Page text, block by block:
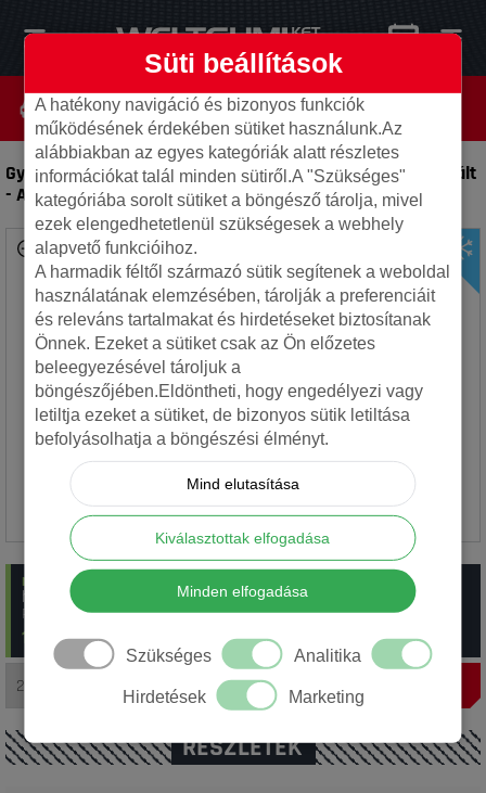
Gyári 4x100 4.5x15 ET35 54.1 HA3227 TOYOTA AYGO használt
- Alufelni
raktáron 2 db Gyári 4x100 4.5x15 ET35 54.1 HA3227 TOYOTA AYGO
használt
Rendelési szám: 13_HA3227
12 500 Ft/ db
RÉSZLETEK
Süti beállítások
A hatékony navigáció és bizonyos funkciók
működésének érdekében sütiket használunk.Az
alábbiakban az egyes kategóriák alatt részletes
információkat talál minden sütiről.A "Szükséges"
kategóriába sorolt sütiket a böngésző tárolja, mivel
ezek elengedhetetlenül szükségesek a webhely
alapvető funkcióihoz.
A harmadik féltől származó sütik segítenek a weboldal
használatának elemzésében, tárolják a preferenciáit
és releváns tartalmakat és hirdetéseket biztosítanak
Önnek. Ezeket a sütiket csak az Ön előzetes
beleegyezésével tároljuk a
böngészőjében.Eldöntheti, hogy engedélyezi vagy
letiltja ezeket a sütiket, de bizonyos sütik letiltása
befolyásolhatja a böngészési élményt.
Mind elutasítása
Kiválasztottak elfogadása
Minden elfogadása
Szükséges Analitika
Hirdetések Marketing